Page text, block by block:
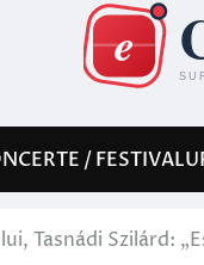
/
Tasnádi Szilárd: